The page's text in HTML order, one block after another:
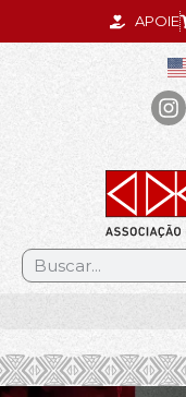
APOIE
.